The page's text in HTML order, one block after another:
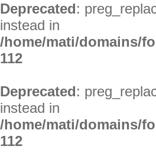
Deprecated:
instead in
/home/mati/domains/
112
Deprecated:
instead in
/home/mati/domains/
112